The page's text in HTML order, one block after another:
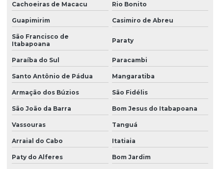
Cachoeiras de Macacu Rio Bonito
Guapimirim Casimiro de Abreu
São Francisco de
Itabapoana
Paraty
Paraíba do Sul Paracambi
Santo Antônio de Pádua Mangaratiba
Armação dos Búzios São Fidélis
São João da Barra Bom Jesus do Itabapoana
Vassouras Tanguá
Arraial do Cabo Itatiaia
Paty do Alferes Bom Jardim